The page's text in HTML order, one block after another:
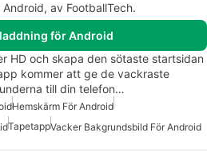
av FootballTech.
för Android
HD och skapa den sötaste startsidan
kommer att ge de vackraste
till din telefon…
Hemskärm För Android
TapetappVacker Bakgrundsbild För Android